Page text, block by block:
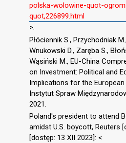
polska-wolowine-quot-
quot,226899.html
>.
Płóciennik S., Przychodniak
Wnukowski D., Zaręba S.,
Wąsiński M., EU-China
on Investment: Political and
Implications for the European
Instytut Spraw
2021.
Poland's president to attend
amidst U.S. boycott, Reuters
[dostęp: 13 XII 2023]: <